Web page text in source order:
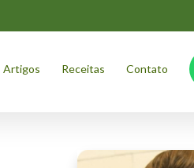
Artigos Receitas Contato